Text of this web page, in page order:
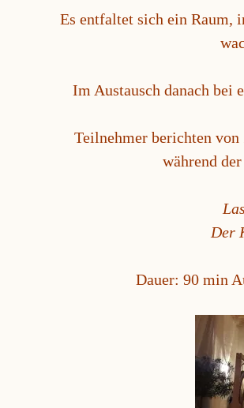
Es entfaltet sich ein Raum,
Im Austausch danach bei
Teilnehmer berichten
während
Der
Dauer: 90 min